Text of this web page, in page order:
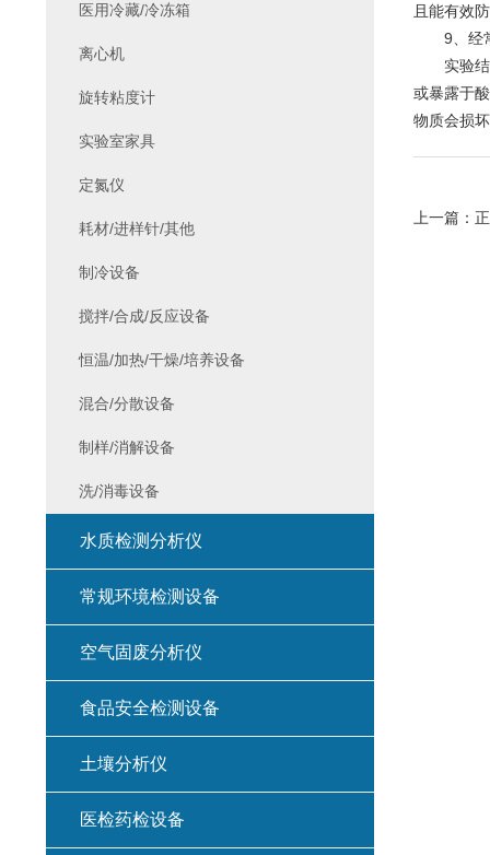
且能有效
9、经
实验结束
或暴露于
物质会损
上一篇：
医用冷藏/冷冻箱
离心机
旋转粘度计
实验室家具
定氮仪
耗材/进样针/其他
制冷设备
搅拌/合成/反应设备
恒温/加热/干燥/培养设备
混合/分散设备
制样/消解设备
洗/消毒设备
水质检测分析仪
常规环境检测设备
空气固废分析仪
食品安全检测设备
土壤分析仪
医检药检设备